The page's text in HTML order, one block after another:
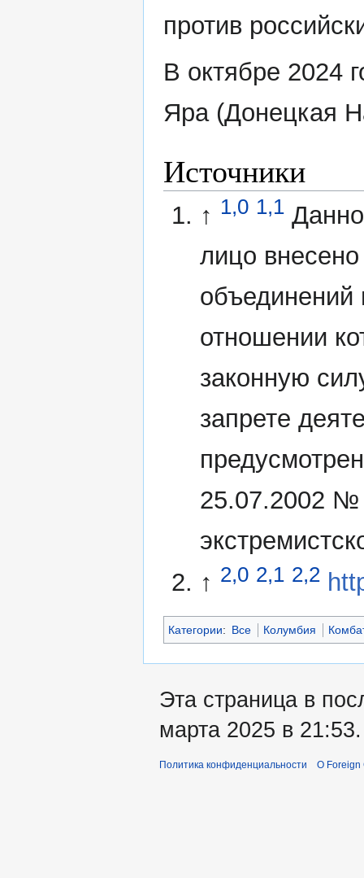
против
В октябре 2024
Яра (Донецкая
Источники
↑ 1,0 1,1
лицо
объединений
отношении
законную
запрете
25.07.2002 №
↑ 2,0 2,1 2,2
Категории: Все Колумбия
Эта страница в
марта 2025 в 21:53.
Политика конфиденциальности О Foreign